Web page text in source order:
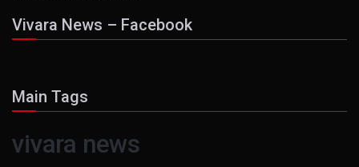
Vivara News – Facebook
Main Tags
vivara news